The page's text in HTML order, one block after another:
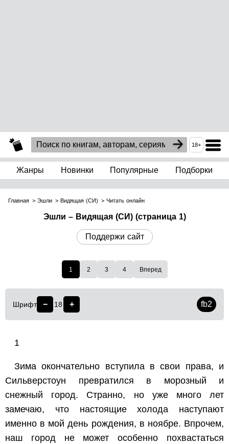
18+
Жанры Новинки Популярные Подборки
Главная Эшли Видящая (СИ) Читать онлайн
Эшли – Видящая (СИ) (страница 1)
Поддержи сайт
1 2 3 4 Вперед
Шрифт − 18 + fb2
1
Зима окончательно вступила в свои права, и
Сильверстоун превратился в морозный и
снежный город. Странно, но уже много лет
замечаю, что настоящие холода наступают
именно в мой день рождения, в ноябре. Впрочем,
наш город не может особенно похвастаться